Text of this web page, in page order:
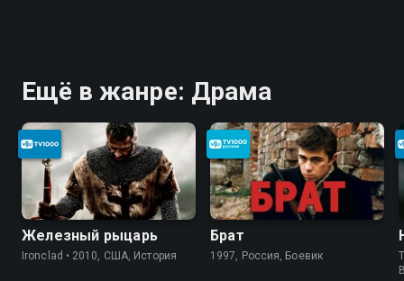
Ещё в жанре: Драма
Железный рыцарь
Ironclad • 2010, США, История
Брат
1997, Россия, Боевик